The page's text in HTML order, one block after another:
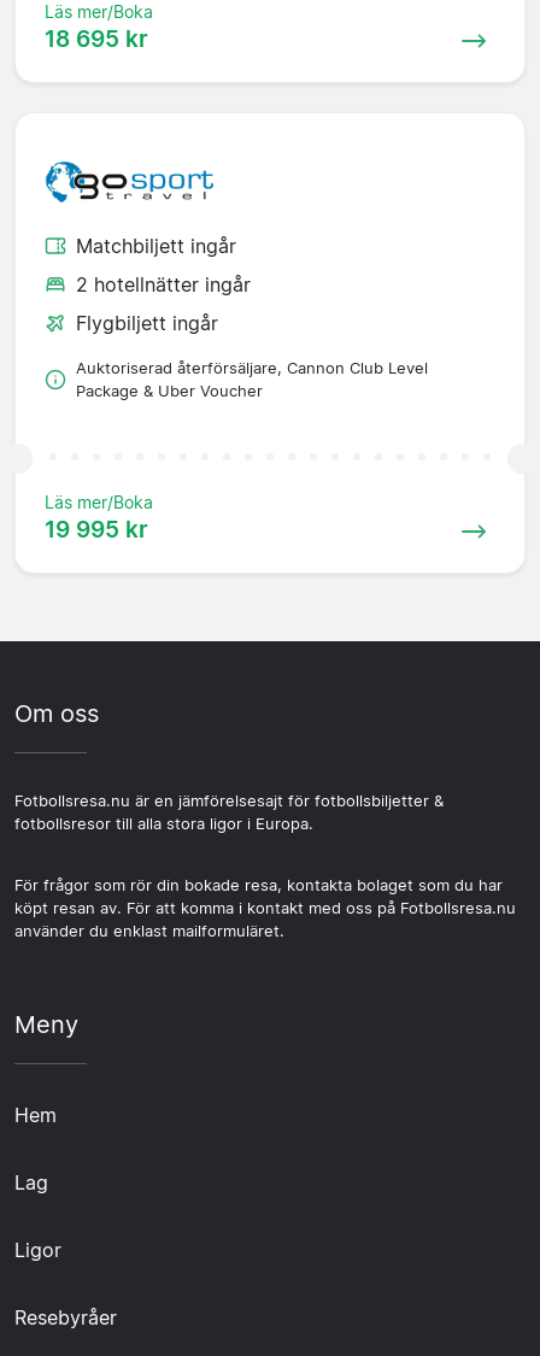
Läs mer/Boka
18 695 kr
Matchbiljett ingår
2 hotellnätter ingår
Flygbiljett ingår
Auktoriserad återförsäljare, Cannon Club Level
Package & Uber Voucher
Läs mer/Boka
19 995 kr
Om oss
Fotbollsresa.nu är en jämförelsesajt för fotbollsbiljetter &
fotbollsresor till alla stora ligor i Europa.
För frågor som rör din bokade resa, kontakta bolaget som du har
köpt resan av. För att komma i kontakt med oss på Fotbollsresa.nu
använder du enklast mailformuläret.
Meny
Hem
Lag
Ligor
Resebyråer